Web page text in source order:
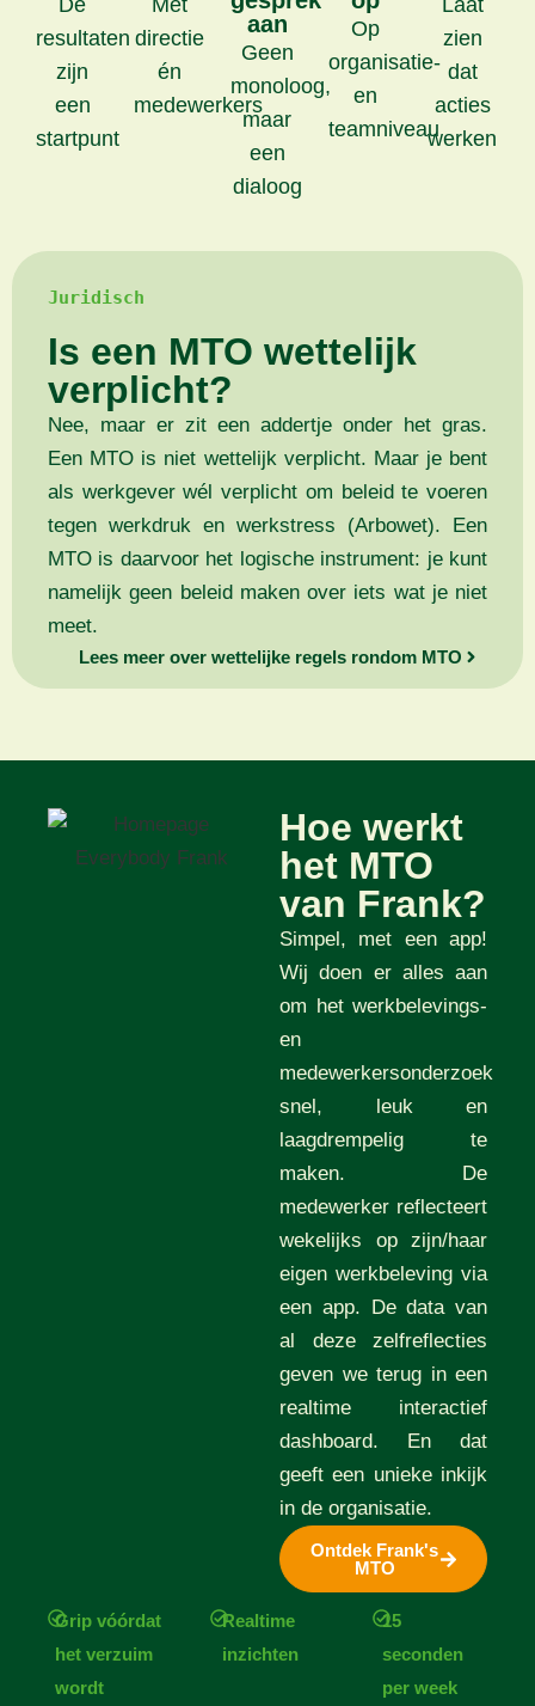
De
resultaten
zijn
een
startpunt
Met
directie
én
medewerkers
aan
Geen
monoloog,
maar
een
dialoog
Op
organisatie-
en
teamniveau
Laat
zien
dat
acties
werken
Juridisch
Is een MTO wettelijk
verplicht?
Nee, maar er zit een addertje onder het gras.
Een MTO is niet wettelijk verplicht. Maar je bent
als werkgever wél verplicht om beleid te voeren
tegen werkdruk en werkstress (Arbowet). Een
MTO is daarvoor het logische instrument: je kunt
namelijk geen beleid maken over iets wat je niet
meet.
Lees meer over wettelijke regels rondom MTO
Hoe werkt
het MTO
van Frank?
Simpel, met een app!
Wij doen er alles aan
om het werkbelevings-
en
medewerkersonderzoek
snel, leuk en
laagdrempelig te
maken. De
medewerker reflecteert
wekelijks op zijn/haar
eigen werkbeleving via
een app. De data van
al deze zelfreflecties
geven we terug in een
realtime interactief
dashboard. En dat
geeft een unieke inkijk
in de organisatie.
Ontdek Frank's
MTO
Grip vóórdat
het verzuim
wordt
Realtime
inzichten
15
seconden
per week